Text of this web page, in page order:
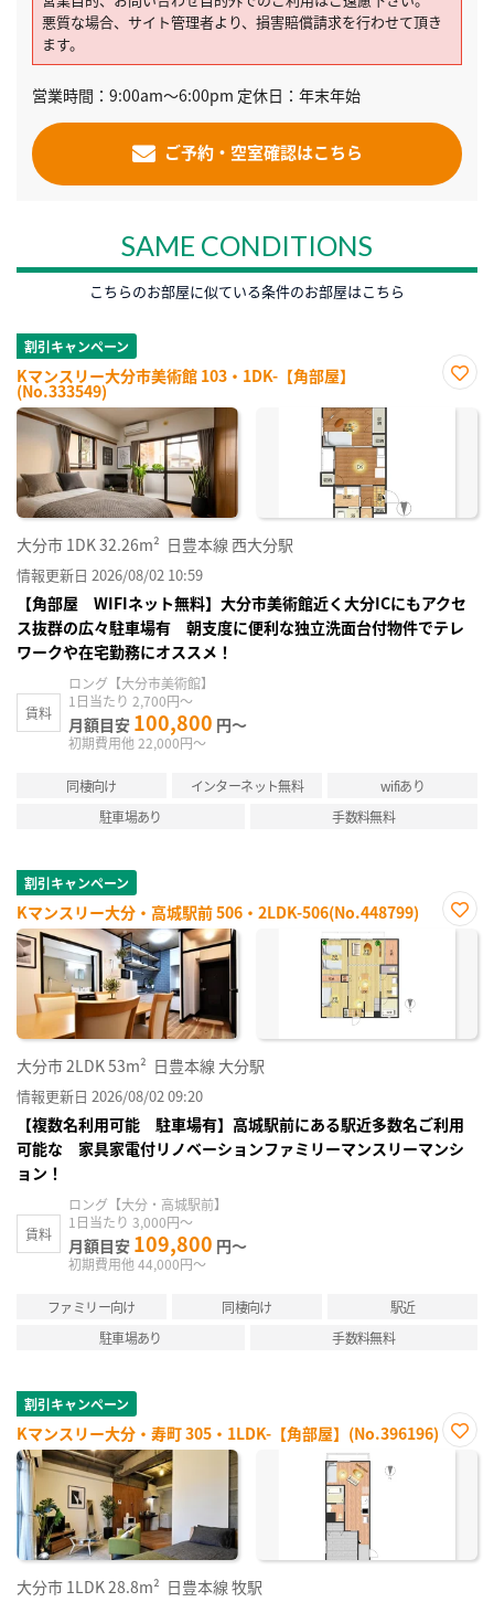
悪質な場合、サイト管理者より、損害賠償請求を行わせて頂き
ます。
営業時間：9:00am～6:00pm 定休日：年末年始
ご予約・空室確認はこちら
SAME CONDITIONS
こちらのお部屋に似ている条件のお部屋はこちら
割引キャンペーン
Kマンスリー大分市美術館 103・1DK-【角部屋】
(No.333549)
に入
大分市 1DK32.26m² 日豊本線 西大分駅
情報更新日 2026/08/02 10:59
【角部屋 WIFIネット無料】大分市美術館近く大分ICにもアクセ
ス抜群の広々駐車場有 朝支度に便利な独立洗面台付物件でテレ
ワークや在宅勤務にオススメ！
賃料
ロング【大分市美術館】
1日当たり 2,700円～
月額目安 100,800 円～
初期費用他 22,000円～
同棲向け インターネット無料
wifiあり
駐車場あり
手数料無料
割引キャンペーン
Kマンスリー大分・高城駅前 506・2LDK-506(No.448799)
お気
大分市2LDK53m² 日豊本線 大分駅
情報更新日 2026/08/02 09:20
【複数名利用可能 駐車場有】高城駅前にある駅近多数名ご利用
可能な 家具家電付リノベーションファミリーマンスリーマンシ
ョン！
賃料
ロング【大分・高城駅前】
1日当たり 3,000円～
月額目安 109,800 円～
初期費用他 44,000円～
ファミリー向け 同棲向け
駅近
駐車場あり
手数料無料
割引キャンペーン
Kマンスリー大分・寿町 305・1LDK-【角部屋】(No.396196)
お気
大分市 1LDK28.8m² 日豊本線 牧駅